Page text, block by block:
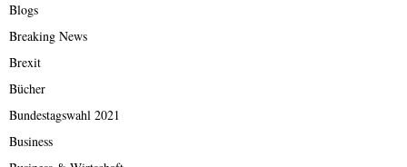
Blogs
Breaking News
Brexit
Bücher
Bundestagswahl 2021
Business